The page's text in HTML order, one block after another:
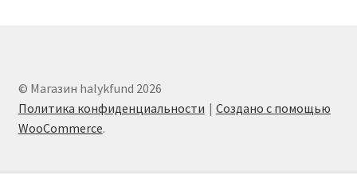
© Магазин halykfund 2026
Политика конфиденциальности
Создано с помощью
WooCommerce.